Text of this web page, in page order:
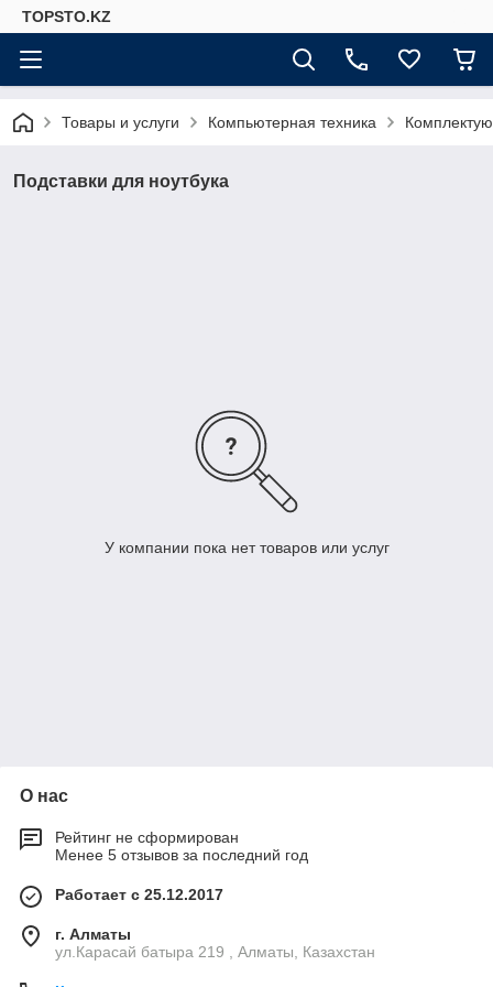
TOPSTO.KZ
Товары и услуги Компьютерная техника
Подставки для ноутбука
У компании пока нет товаров или услуг
О нас
Рейтинг не сформирован
Менее 5 отзывов за последний год
Работает с 25.12.2017
г. Алматы
ул.Карасай батыра 219 , Алматы, Казахстан